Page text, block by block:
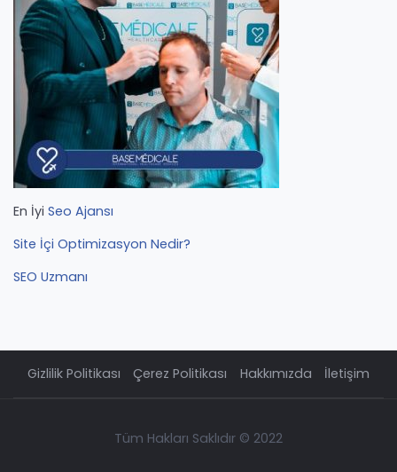
En İyi Seo Ajansı
Site İçi Optimizasyon Nedir?
SEO Uzmanı
Gizlilik Politikası Çerez Politikası Hakkımızda İletişim
Tüm Hakları Saklıdır © 2022